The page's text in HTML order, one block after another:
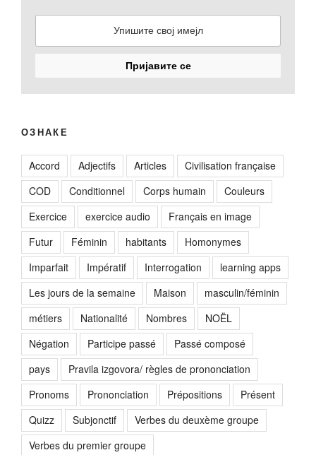
ОЗНАКЕ
Accord Adjectifs Articles
Civilisation française
COD
Conditionnel Corps humain
Couleurs
Exercice
exercice audio
Français en image
Futur
Féminin habitants
Homonymes
Imparfait
Impératif Interrogation
learning apps
Les jours de la semaine
Maison
masculin/féminin
métiers
Nationalité Nombres
NOËL
Négation
Participe passé
Passé composé
pays
Pravila izgovora/ règles de prononciation
Pronoms
Prononciation Prépositions
Présent
Quizz
Subjonctif
Verbes du deuxème groupe
Verbes du premier groupe